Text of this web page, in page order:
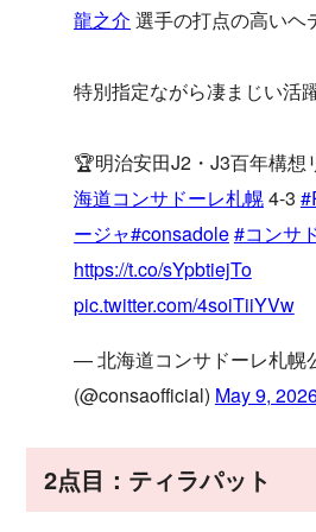
龍之介 選手の打点の高いヘ
特別指定ながら凄まじい活
🏆明治安田J2・J3百年構想
海道コンサドーレ札幌4-3
ージャ#consadole#コンサ
https://t.co/sYpbtiejTo
pic.twitter.com/4soiTiiYVw
— 北海道コンサドーレ札幌
(@consaofficial) May 9,
2点目：ティラパット